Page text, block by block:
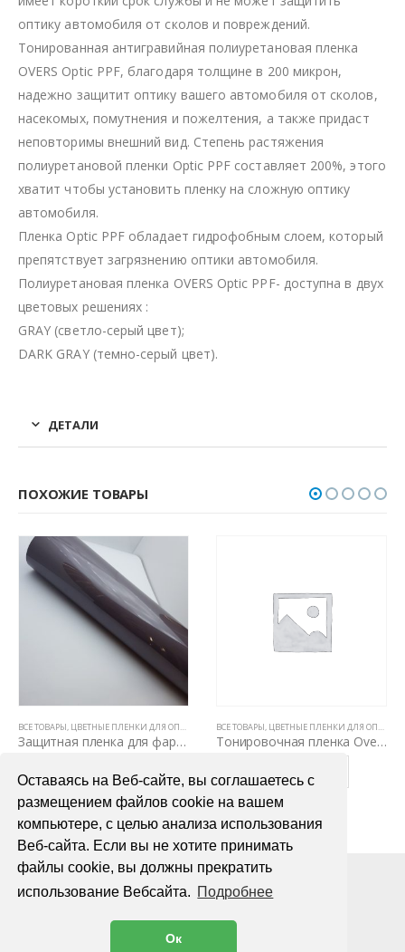
Оставаясь на Веб-сайте, вы соглашаетесь с
размещением файлов cookie на вашем
компьютере, с целью анализа использования
Веб-сайта. Если вы не хотите принимать
файлы cookie, вы должны прекратить
использование Вебсайта. Подробнее
Ок
оптику автомобиля от сколов и повреждений.
Тонированная антигравийная полиуретановая пленка
OVERS Optic PPF, благодаря толщине в 200 микрон,
надежно защитит оптику вашего автомобиля от сколов,
насекомых, помутнения и пожелтения, а также придаст
неповторимы внешний вид. Степень растяжения
полиуретановой пленки Optic PPF составляет 200%, этого
хватит чтобы установить пленку на сложную оптику
автомобиля.
Пленка Optic PPF обладает гидрофобным слоем, который
препятствует загрязнению оптики автомобиля.
Полиуретановая пленка OVERS Optic PPF- доступна в двух
цветовых решениях :
GRAY (светло-серый цвет);
DARK GRAY (темно-серый цвет).
ДЕТАЛИ
ПОХОЖИЕ ТОВАРЫ
ВСЕ ТОВАРЫ ЦВЕТНЫЕ ПЛЕНКИ ДЛЯ ОПТИКИ АВТО
Тонировочная пленка Overs NC-15 VLT15%, 2mil, рулон 1,52х30м
ПОДРОБНЕЕ
ВСЕ ТОВАРЫ ЦВЕТНЫЕ ПЛЕНКИ ДЛЯ ОПТИКИ АВТО
Тонировочная пленка Overs NC-03 VLT3%, 2mil, рулон 1,52х30м